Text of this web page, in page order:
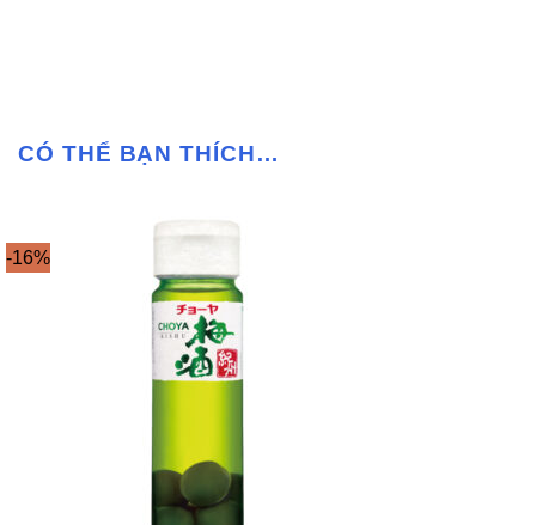
CÓ THỂ BẠN THÍCH…
-16%